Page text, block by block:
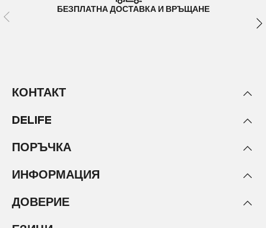
БЕЗПЛАТНА ДОСТАВКА И ВРЪЩАНЕ
КОНТАКТ
DELIFE
ПОРЪЧКА
ИНФОРМАЦИЯ
ДОВЕРИЕ